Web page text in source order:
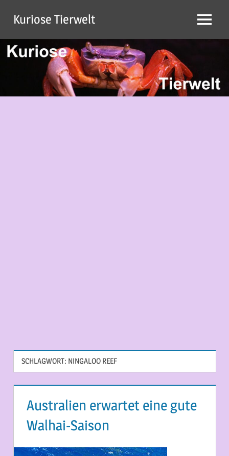
Inhalt
springen
Kuriose Tierwelt Menü
SCHLAGWORT: NINGALOO REEF
Australien erwartet eine gute
Walhai-Saison